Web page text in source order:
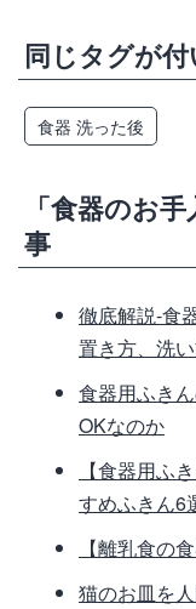
同じタグが
食器 洗った後
「食器のお
事
徹底解説‐食
置き方、洗
食器用ふき
OKなのか
【食器用ふ
すめふきん6
【離乳食の
猫のお皿を